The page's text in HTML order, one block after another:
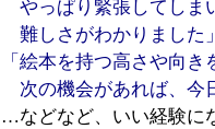
やっぱり緊張してしま
難しさがわかりました
「絵本を持つ高さや向
次の機会があれば、今
…などなど、いい経験に